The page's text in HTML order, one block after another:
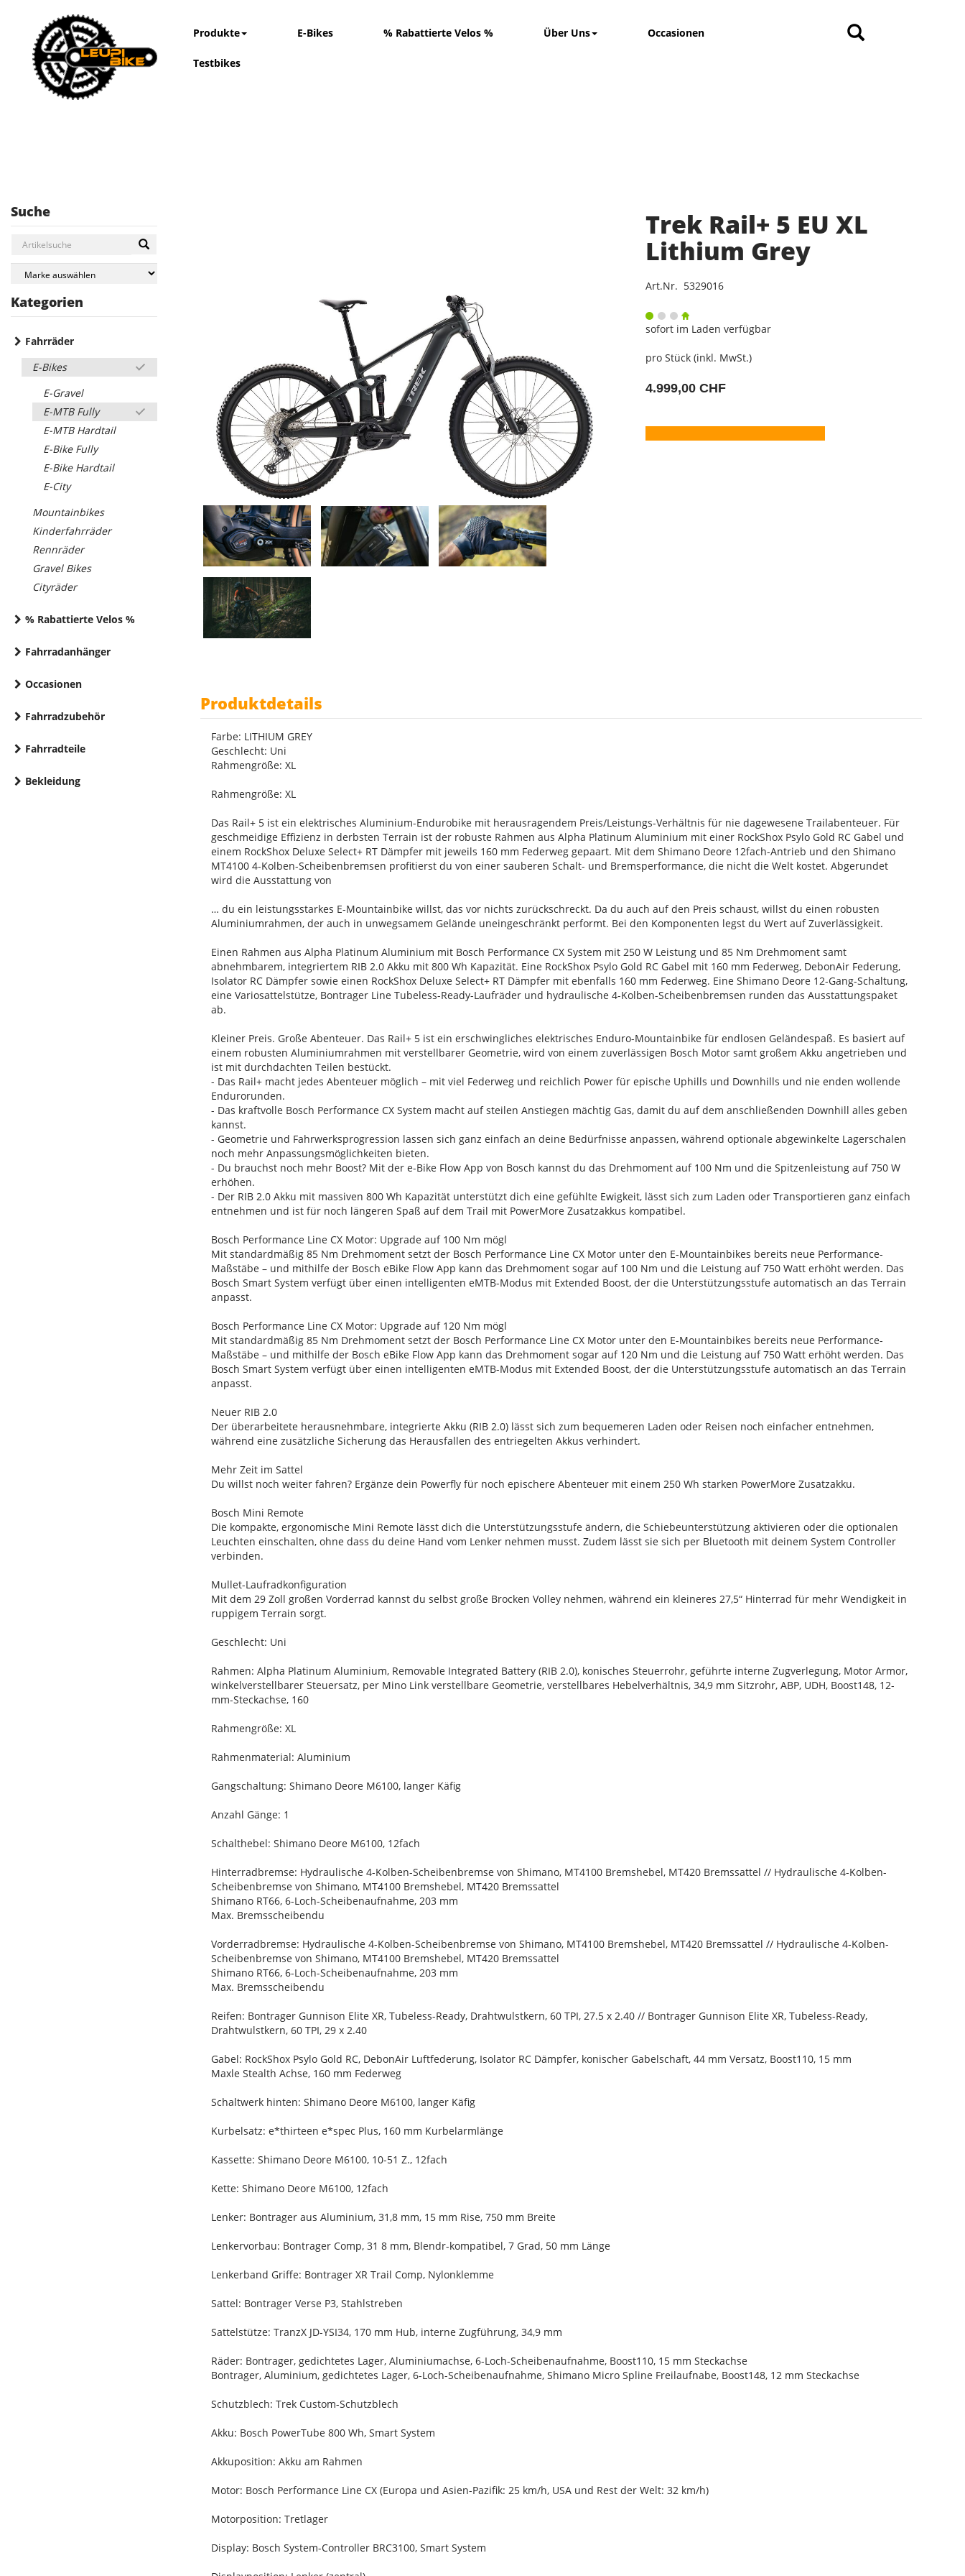
Produkte E-Bikes % Rabattierte Velos % Über Uns Occasionen
Testbikes
Suche
Kategorien
Fahrräder
E-Bikes
E-Gravel
E-MTB Fully
E-MTB Hardtail
E-Bike Fully
E-Bike Hardtail
E-City
Mountainbikes
Kinderfahrräder
Rennräder
Gravel Bikes
Cityräder
% Rabattierte Velos %
Fahrradanhänger
Occasionen
Fahrradzubehör
Fahrradteile
Bekleidung
Trek Rail+ 5 EU XL
Lithium Grey
Art.Nr. 5329016
sofort im Laden verfügbar
pro Stück (inkl. MwSt.)
4.999,00 CHF
Produktdetails
Farbe: LITHIUM GREY
Geschlecht: Uni
Rahmengröße: XL
Rahmengröße: XL
Das Rail+ 5 ist ein elektrisches Aluminium-Endurobike mit herausragendem Preis/Leistungs-Verhältnis für nie dagewesene Trailabenteuer. Für
geschmeidige Effizienz in derbsten Terrain ist der robuste Rahmen aus Alpha Platinum Aluminium mit einer RockShox Psylo Gold RC Gabel und
einem RockShox Deluxe Select+ RT Dämpfer mit jeweils 160 mm Federweg gepaart. Mit dem Shimano Deore 12fach-Antrieb und den Shimano
MT4100 4-Kolben-Scheibenbremsen profitierst du von einer sauberen Schalt- und Bremsperformance, die nicht die Welt kostet. Abgerundet
wird die Ausstattung von
… du ein leistungsstarkes E-Mountainbike willst, das vor nichts zurückschreckt. Da du auch auf den Preis schaust, willst du einen robusten
Aluminiumrahmen, der auch in unwegsamem Gelände uneingeschränkt performt. Bei den Komponenten legst du Wert auf Zuverlässigkeit.
Einen Rahmen aus Alpha Platinum Aluminium mit Bosch Performance CX System mit 250 W Leistung und 85 Nm Drehmoment samt
abnehmbarem, integriertem RIB 2.0 Akku mit 800 Wh Kapazität. Eine RockShox Psylo Gold RC Gabel mit 160 mm Federweg, DebonAir Federung,
Isolator RC Dämpfer sowie einen RockShox Deluxe Select+ RT Dämpfer mit ebenfalls 160 mm Federweg. Eine Shimano Deore 12-Gang-Schaltung,
eine Variosattelstütze, Bontrager Line Tubeless-Ready-Laufräder und hydraulische 4-Kolben-Scheibenbremsen runden das Ausstattungspaket
ab.
Kleiner Preis. Große Abenteuer. Das Rail+ 5 ist ein erschwingliches elektrisches Enduro-Mountainbike für endlosen Geländespaß. Es basiert auf
einem robusten Aluminiumrahmen mit verstellbarer Geometrie, wird von einem zuverlässigen Bosch Motor samt großem Akku angetrieben und
ist mit durchdachten Teilen bestückt.
- Das Rail+ macht jedes Abenteuer möglich – mit viel Federweg und reichlich Power für epische Uphills und Downhills und nie enden wollende
Endurorunden.
- Das kraftvolle Bosch Performance CX System macht auf steilen Anstiegen mächtig Gas, damit du auf dem anschließenden Downhill alles geben
kannst.
- Geometrie und Fahrwerksprogression lassen sich ganz einfach an deine Bedürfnisse anpassen, während optionale abgewinkelte Lagerschalen
noch mehr Anpassungsmöglichkeiten bieten.
- Du brauchst noch mehr Boost? Mit der e-Bike Flow App von Bosch kannst du das Drehmoment auf 100 Nm und die Spitzenleistung auf 750 W
erhöhen.
- Der RIB 2.0 Akku mit massiven 800 Wh Kapazität unterstützt dich eine gefühlte Ewigkeit, lässt sich zum Laden oder Transportieren ganz einfach
entnehmen und ist für noch längeren Spaß auf dem Trail mit PowerMore Zusatzakkus kompatibel.
Bosch Performance Line CX Motor: Upgrade auf 100 Nm mögl
Mit standardmäßig 85 Nm Drehmoment setzt der Bosch Performance Line CX Motor unter den E-Mountainbikes bereits neue Performance-
Maßstäbe – und mithilfe der Bosch eBike Flow App kann das Drehmoment sogar auf 100 Nm und die Leistung auf 750 Watt erhöht werden. Das
Bosch Smart System verfügt über einen intelligenten eMTB-Modus mit Extended Boost, der die Unterstützungsstufe automatisch an das Terrain
anpasst.
Bosch Performance Line CX Motor: Upgrade auf 120 Nm mögl
Mit standardmäßig 85 Nm Drehmoment setzt der Bosch Performance Line CX Motor unter den E-Mountainbikes bereits neue Performance-
Maßstäbe – und mithilfe der Bosch eBike Flow App kann das Drehmoment sogar auf 120 Nm und die Leistung auf 750 Watt erhöht werden. Das
Bosch Smart System verfügt über einen intelligenten eMTB-Modus mit Extended Boost, der die Unterstützungsstufe automatisch an das Terrain
anpasst.
Neuer RIB 2.0
Der überarbeitete herausnehmbare, integrierte Akku (RIB 2.0) lässt sich zum bequemeren Laden oder Reisen noch einfacher entnehmen,
während eine zusätzliche Sicherung das Herausfallen des entriegelten Akkus verhindert.
Mehr Zeit im Sattel
Du willst noch weiter fahren? Ergänze dein Powerfly für noch epischere Abenteuer mit einem 250 Wh starken PowerMore Zusatzakku.
Bosch Mini Remote
Die kompakte, ergonomische Mini Remote lässt dich die Unterstützungsstufe ändern, die Schiebeunterstützung aktivieren oder die optionalen
Leuchten einschalten, ohne dass du deine Hand vom Lenker nehmen musst. Zudem lässt sie sich per Bluetooth mit deinem System Controller
verbinden.
Mullet-Laufradkonfiguration
Mit dem 29 Zoll großen Vorderrad kannst du selbst große Brocken Volley nehmen, während ein kleineres 27,5“ Hinterrad für mehr Wendigkeit in
ruppigem Terrain sorgt.
Geschlecht: Uni
Rahmen: Alpha Platinum Aluminium, Removable Integrated Battery (RIB 2.0), konisches Steuerrohr, geführte interne Zugverlegung, Motor Armor,
winkelverstellbarer Steuersatz, per Mino Link verstellbare Geometrie, verstellbares Hebelverhältnis, 34,9 mm Sitzrohr, ABP, UDH, Boost148, 12-
mm-Steckachse, 160
Rahmengröße: XL
Rahmenmaterial: Aluminium
Gangschaltung: Shimano Deore M6100, langer Käfig
Anzahl Gänge: 1
Schalthebel: Shimano Deore M6100, 12fach
Hinterradbremse: Hydraulische 4-Kolben-Scheibenbremse von Shimano, MT4100 Bremshebel, MT420 Bremssattel // Hydraulische 4-Kolben-
Scheibenbremse von Shimano, MT4100 Bremshebel, MT420 Bremssattel
Shimano RT66, 6-Loch-Scheibenaufnahme, 203 mm
Max. Bremsscheibendu
Vorderradbremse: Hydraulische 4-Kolben-Scheibenbremse von Shimano, MT4100 Bremshebel, MT420 Bremssattel // Hydraulische 4-Kolben-
Scheibenbremse von Shimano, MT4100 Bremshebel, MT420 Bremssattel
Shimano RT66, 6-Loch-Scheibenaufnahme, 203 mm
Max. Bremsscheibendu
Reifen: Bontrager Gunnison Elite XR, Tubeless-Ready, Drahtwulstkern, 60 TPI, 27.5 x 2.40 // Bontrager Gunnison Elite XR, Tubeless-Ready,
Drahtwulstkern, 60 TPI, 29 x 2.40
Gabel: RockShox Psylo Gold RC, DebonAir Luftfederung, Isolator RC Dämpfer, konischer Gabelschaft, 44 mm Versatz, Boost110, 15 mm
Maxle Stealth Achse, 160 mm Federweg
Schaltwerk hinten: Shimano Deore M6100, langer Käfig
Kurbelsatz: e*thirteen e*spec Plus, 160 mm Kurbelarmlänge
Kassette: Shimano Deore M6100, 10-51 Z., 12fach
Kette: Shimano Deore M6100, 12fach
Lenker: Bontrager aus Aluminium, 31,8 mm, 15 mm Rise, 750 mm Breite
Lenkervorbau: Bontrager Comp, 31 8 mm, Blendr-kompatibel, 7 Grad, 50 mm Länge
Lenkerband Griffe: Bontrager XR Trail Comp, Nylonklemme
Sattel: Bontrager Verse P3, Stahlstreben
Sattelstütze: TranzX JD-YSI34, 170 mm Hub, interne Zugführung, 34,9 mm
Räder: Bontrager, gedichtetes Lager, Aluminiumachse, 6-Loch-Scheibenaufnahme, Boost110, 15 mm Steckachse
Bontrager, Aluminium, gedichtetes Lager, 6-Loch-Scheibenaufnahme, Shimano Micro Spline Freilaufnabe, Boost148, 12 mm Steckachse
Schutzblech: Trek Custom-Schutzblech
Akku: Bosch PowerTube 800 Wh, Smart System
Akkuposition: Akku am Rahmen
Motor: Bosch Performance Line CX (Europa und Asien-Pazifik: 25 km/h, USA und Rest der Welt: 32 km/h)
Motorposition: Tretlager
Display: Bosch System-Controller BRC3100, Smart System